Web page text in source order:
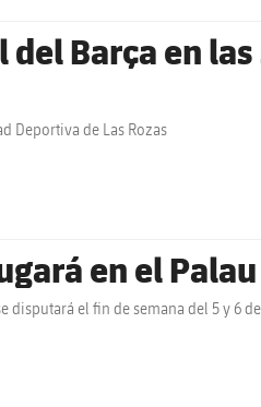
Barça en
Deportiva de Las Rozas
en el
disputará el fin de semana del 5 y 6